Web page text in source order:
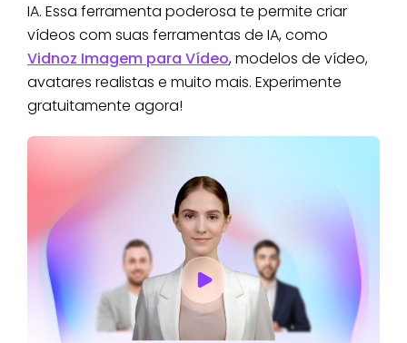
IA. Essa ferramenta poderosa te permite criar
vídeos com suas ferramentas de IA, como
Vidnoz Imagem para Vídeo, modelos de vídeo,
avatares realistas e muito mais. Experimente
gratuitamente agora!